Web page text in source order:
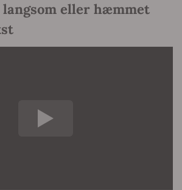
eller hæmmet